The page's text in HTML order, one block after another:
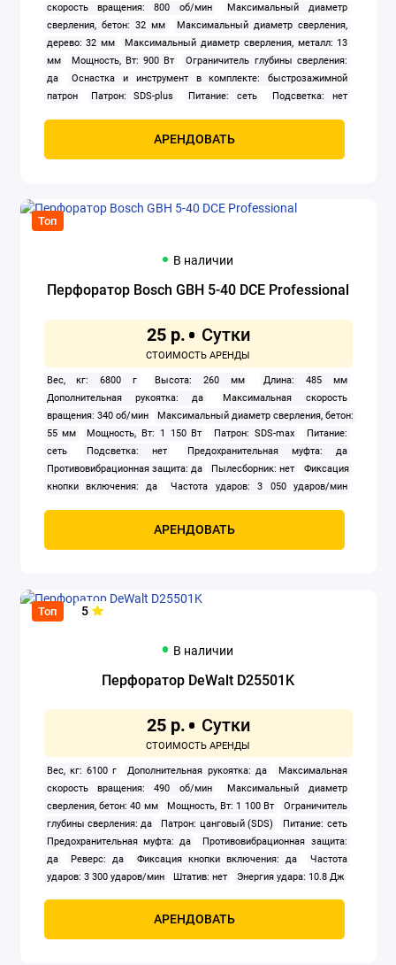
Удлинители
Установки алмазного бурения
Штроборезы
Электролобзики
Электроножницы
Электропилы
Электрорезы
Электрорубанки
скорость вращения: 800 об/мин
Максимальный диаметр
сверления, бетон: 32 мм
Максимальный диаметр сверления,
дерево: 32 мм
Максимальный диаметр сверления, металл: 13
мм
Мощность, Вт: 900 Вт
Ограничитель глубины сверления:
да
Оснастка и инструмент в комплекте: быстрозажимной
патрон
Патрон: SDS-plus Питание: сеть
Подсветка: нет
АРЕНДОВАТЬ
Топ
В наличии
Перфоратор Bosch GBH 5-40 DCE Professional
25 р.
Вес, кг: 6800 г Высота: 260 мм
Длина: 485 мм
Дополнительная рукоятка: да
Максимальная скорость
вращения: 340 об/мин
Максимальный диаметр сверления, бетон:
55 мм
Мощность, Вт: 1 150 Вт Патрон: SDS-max
Питание:
сеть
Подсветка: нет
Предохранительная муфта: да
Противовибрационная защита: да
Пылесборник: нет
Фиксация
кнопки включения: да
Частота ударов: 3 050 ударов/мин
АРЕНДОВАТЬ
Топ 5
В наличии
Перфоратор DeWalt D25501K
25 р.
Вес, кг: 6100 г Дополнительная рукоятка: да
Максимальная
скорость вращения: 490 об/мин
Максимальный диаметр
сверления, бетон: 40 мм
Мощность, Вт: 1 100 Вт
Ограничитель
глубины сверления: да
Патрон: цанговый (SDS)
Питание: сеть
Предохранительная муфта: да
Противовибрационная защита:
да
Реверс: да Фиксация кнопки включения: да
Частота
ударов: 3 300 ударов/мин
Штатив: нет Энергия удара: 10.8 Дж
АРЕНДОВАТЬ